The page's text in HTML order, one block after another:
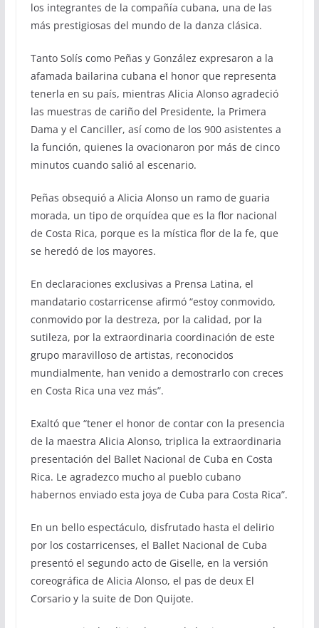
los integrantes de la compañía cubana, una de las
más prestigiosas del mundo de la danza clásica.
Tanto Solís como Peñas y González expresaron a la
afamada bailarina cubana el honor que representa
tenerla en su país, mientras Alicia Alonso agradeció
las muestras de cariño del Presidente, la Primera
Dama y el Canciller, así como de los 900 asistentes a
la función, quienes la ovacionaron por más de cinco
minutos cuando salió al escenario.
Peñas obsequió a Alicia Alonso un ramo de guaria
morada, un tipo de orquídea que es la flor nacional
de Costa Rica, porque es la mística flor de la fe, que
se heredó de los mayores.
En declaraciones exclusivas a Prensa Latina, el
mandatario costarricense afirmó “estoy conmovido,
conmovido por la destreza, por la calidad, por la
sutileza, por la extraordinaria coordinación de este
grupo maravilloso de artistas, reconocidos
mundialmente, han venido a demostrarlo con creces
en Costa Rica una vez más”.
Exaltó que “tener el honor de contar con la presencia
de la maestra Alicia Alonso, triplica la extraordinaria
presentación del Ballet Nacional de Cuba en Costa
Rica. Le agradezco mucho al pueblo cubano
habernos enviado esta joya de Cuba para Costa Rica”.
En un bello espectáculo, disfrutado hasta el delirio
por los costarricenses, el Ballet Nacional de Cuba
presentó el segundo acto de Giselle, en la versión
coreográfica de Alicia Alonso, el pas de deux El
Corsario y la suite de Don Quijote.